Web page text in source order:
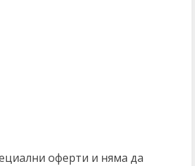
оферти и няма да